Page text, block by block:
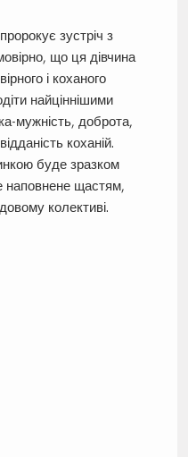
зустріч з
що ця дівчина
і коханого
найціннішими
мужність, доброта,
коханій.
буде зразком
щастям,
колективі.